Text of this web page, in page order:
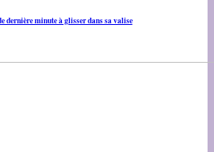
dernière minute à glisser dans sa valise